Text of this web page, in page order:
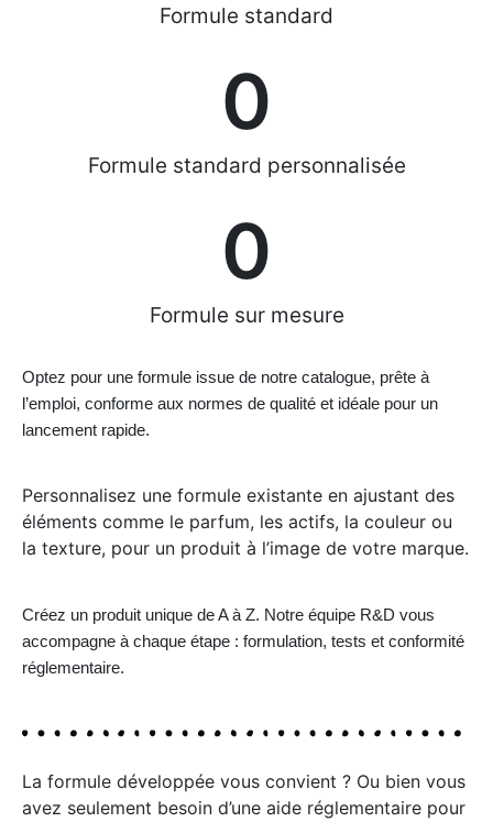
Formule standard
Formule standard personnalisée
0
Formule sur mesure
0
Optez pour une formule issue de notre catalogue, prête à
l’emploi, conforme aux normes de qualité et idéale pour un
lancement rapide.
Personnalisez une formule existante en ajustant des
éléments comme le parfum, les actifs, la couleur ou
la texture, pour un produit à l’image de votre marque.
Créez un produit unique de A à Z. Notre équipe R&D vous
accompagne à chaque étape : formulation, tests et conformité
réglementaire.
La formule développée vous convient ? Ou bien vous
avez seulement besoin d’une aide réglementaire pour